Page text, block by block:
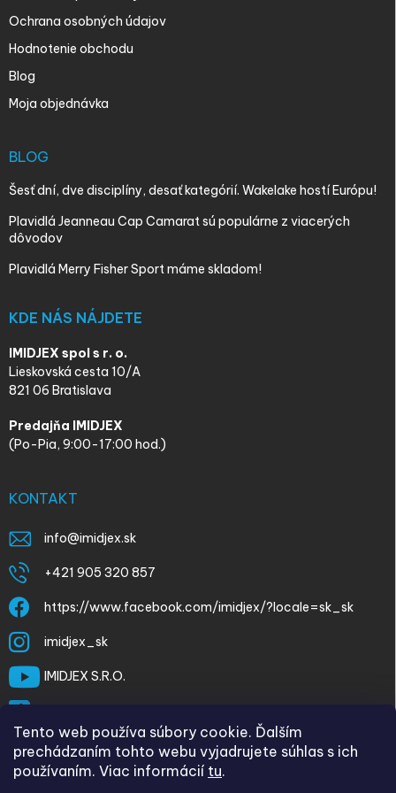
Tento web používa súbory cookie. Ďalším
prechádzaním tohto webu vyjadrujete súhlas s ich
používaním. Viac informácií tu.
Ochrana osobných údajov
Hodnotenie obchodu
Blog
Moja objednávka
BLOG
Šesť dní, dve disciplíny, desať kategórií. Wakelake hostí Európu!
Plavidlá Jeanneau Cap Camarat sú populárne z viacerých
dôvodov
Plavidlá Merry Fisher Sport máme skladom!
KDE NÁS NÁJDETE
IMIDJEX spol s r. o.
Lieskovská cesta 10/A
821 06 Bratislava
Predajňa IMIDJEX
(Po-Pia, 9:00-17:00 hod.)
KONTAKT
info@imidjex.sk
+421 905 320 857
https://www.facebook.com/imidjex/?locale=sk_sk
imidjex_sk
IMIDJEX S.R.O.